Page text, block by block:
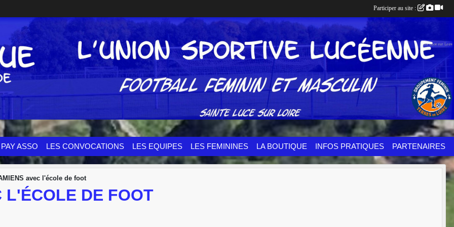
PAY ASSO LES CONVOCATIONS LES EQUIPES LES FEMININES LA BOUTIQUE INFOS PRATIQUES PARTENAIRES
avec l'école de foot
L'ÉCOLE DE FOOT
Participer au site :